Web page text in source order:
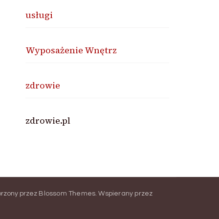
usługi
Wyposażenie Wnętrz
zdrowie
zdrowie.pl
przez Blossom Themes. Wspierany przez